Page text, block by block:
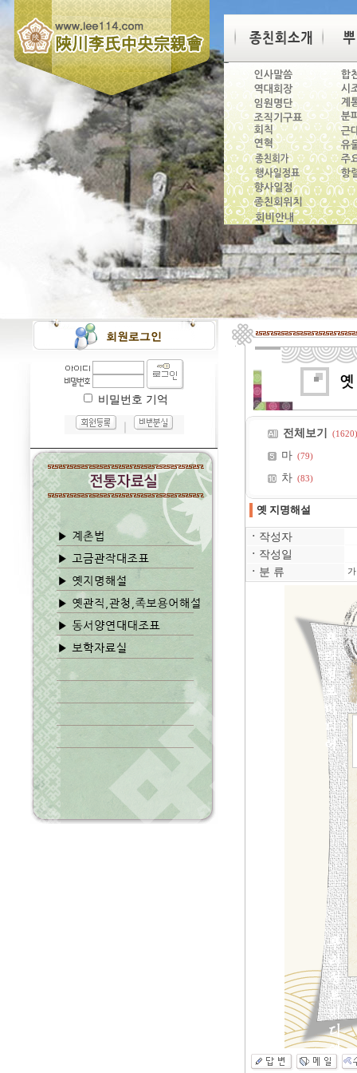
비밀번호 기억
전체보기 (1620)
마 (79)
차 (83)
옛 지명해설
ㆍ 작성자
ㆍ 작성일
ㆍ 분 류 가